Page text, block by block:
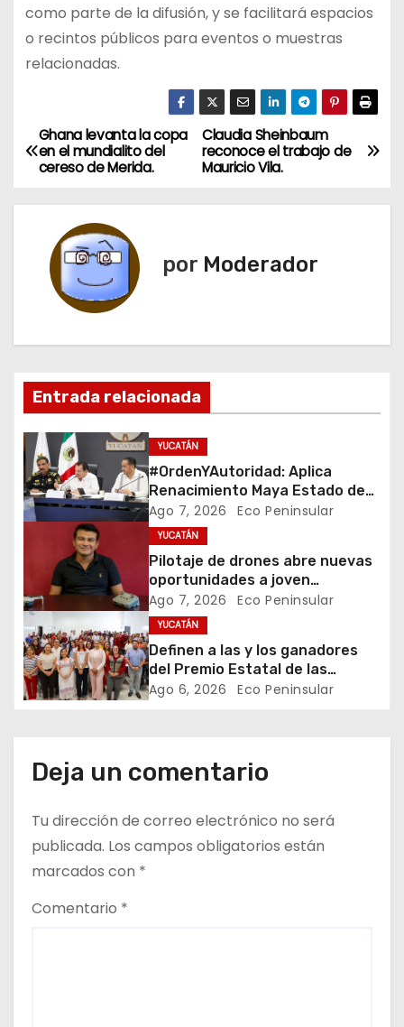
como parte de la difusión, y se facilitará espacios
o recintos públicos para eventos o muestras
relacionadas.
N
a
c
i
ó
n
d
e
n
t
d
a
s
Claudia Sheinbaum
reconoce el trabajo de
Mauricio Vila.
Ghana levanta la copa
en el mundialito del
cereso de Merida.
por Moderador
Entrada relacionada
YUCATÁN
#OrdenYAutoridad: Aplica
Renacimiento Maya Estado de
derecho con orden,
coordinación y saldo blanco
Ago 7, 2026 Eco Peninsular
YUCATÁN
Pilotaje de drones abre nuevas
oportunidades a joven
emprendedor yucateco
Ago 7, 2026 Eco Peninsular
YUCATÁN
Definen a las y los ganadores
del Premio Estatal de las
Juventudes 2026
Ago 6, 2026 Eco Peninsular
Deja un comentario
Tu dirección de correo electrónico no será
publicada. Los campos obligatorios están
marcados con *
Comentario *